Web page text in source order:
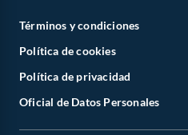
Términos y condiciones
Política de cookies
Política de privacidad
Oficial de Datos Personales